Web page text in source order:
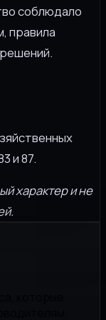
соблюдало
правила
и 87.
характер и не